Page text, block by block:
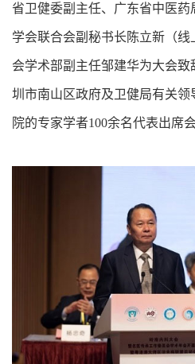
省卫健委副主任、广东省中医
学会联合会副秘书长陈立新（
会学术部副主任邹建华为大会
圳市南山区政府及卫健局有关
院的专家学者100余名代表出席会